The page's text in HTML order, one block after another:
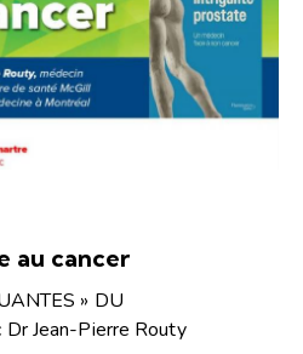
au cancer
» DU
Jean-Pierre Routy